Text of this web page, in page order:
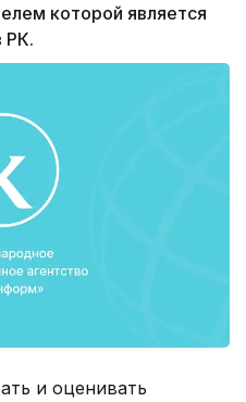
которой является
РК.
и оценивать